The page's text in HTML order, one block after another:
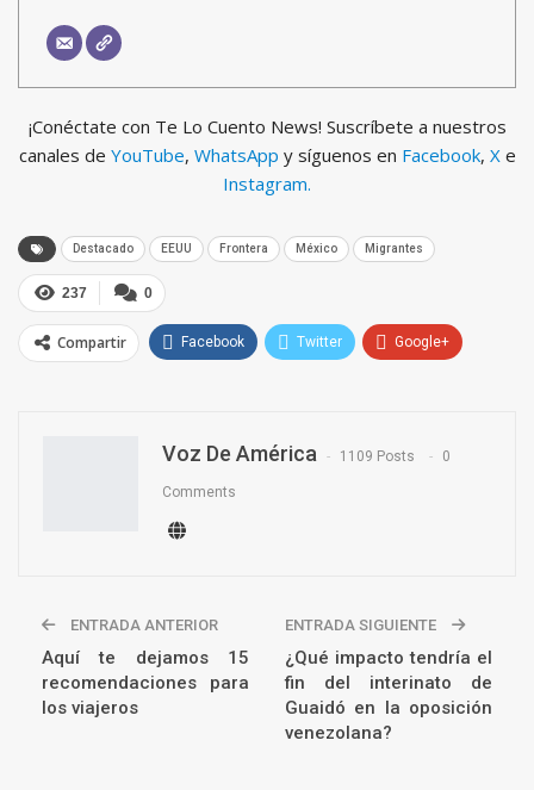
¡Conéctate con Te Lo Cuento News! Suscríbete a nuestros
canales de YouTube, WhatsApp y síguenos en Facebook, X e
Instagram.
Destacado EEUU Frontera México Migrantes
0
237
Compartir Facebook Twitter Google+
Voz De América 1109 Posts 0
Comments
ENTRADA ANTERIOR
Aquí te dejamos 15
recomendaciones para
los viajeros
ENTRADA SIGUIENTE
¿Qué impacto tendría el
fin del interinato de
Guaidó en la oposición
venezolana?